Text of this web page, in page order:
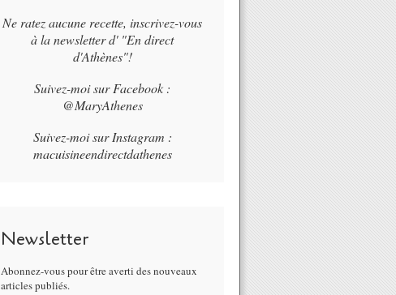
Ne ratez aucune recette, inscrivez-vous
à la newsletter d' "En direct
d'Athènes"!
Suivez-moi sur Facebook :
@MaryAthenes
Suivez-moi sur Instagram :
macuisineendirectdathenes
Newsletter
Abonnez-vous pour être averti des nouveaux
articles publiés.